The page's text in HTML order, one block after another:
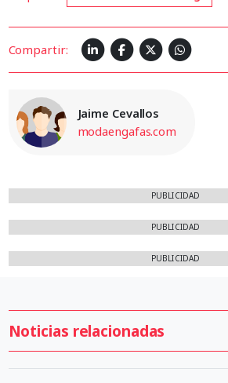
Compartir:
Jaime Cevallos
modaengafas.com
PUBLICIDAD
PUBLICIDAD
PUBLICIDAD
Noticias relacionadas